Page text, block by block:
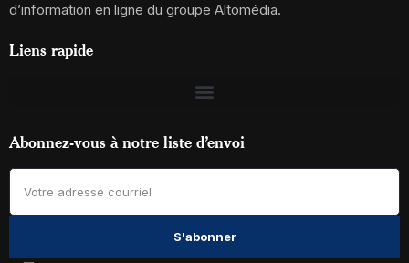
d’information en ligne du groupe Altomédia.
Liens rapide
Abonnez-vous à notre liste d’envoi